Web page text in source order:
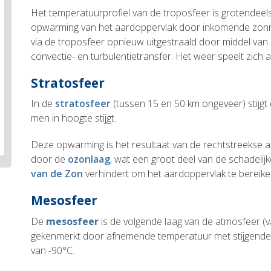
Het temperatuurprofiel van de troposfeer is
opwarming van het aardoppervlak door inkomende
via de troposfeer opnieuw uitgestraald door middel
convectie- en turbulentietransfer. Het weer speelt zich
Stratosfeer
In de stratosfeer (tussen 15 en 50 km ongeveer)
men in hoogte stijgt.
Deze opwarming is het resultaat van de rechtstreekse
door de ozonlaag, wat een groot deel van de
van de Zon verhindert om het aardoppervlak te
Mesosfeer
De mesosfeer is de volgende laag van de atmosfeer
gekenmerkt door afnemende temperatuur met
van -90°C.